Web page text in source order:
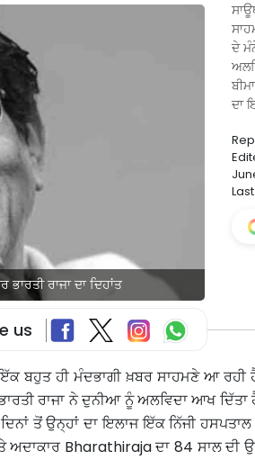
ਰਾਜਾ ਦਾ ਦਿਹਾਂਤ
ਦੇ
ਦਾ
us
ਬਹੁਤ ਹੀ ਮੰਦਭਾਗੀ ਖ਼ਬਰ ਸਾਹਮਣੇ ਆ
ਰਾਜਾ ਨੇ ਦੁਨੀਆ ਨੂੰ ਅਲਵਿਦਾ ਆਖ
ਤੋਂ ਉਨ੍ਹਾਂ ਦਾ ਇਲਾਜ ਇੱਕ ਨਿੱਜੀ ਹਸਪਤਾਲ
Bharathiraja ਦਾ 84 ਸਾਲ ਦੀ